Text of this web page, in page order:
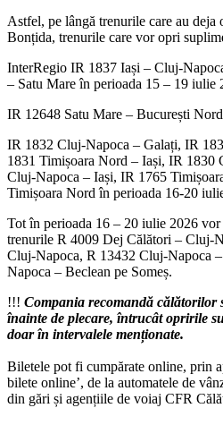
Astfel, pe lângă trenurile care au
Bonțida, trenurile care vor opri
InterRegio IR 1837 Iași – Cluj-
– Satu Mare în perioada 15 – 19 iulie
IR 12648 Satu Mare – București
IR 1832 Cluj-Napoca – Galați, IR
1831 Timișoara Nord – Iași, IR
Cluj-Napoca – Iași, IR 1765
Timișoara Nord în perioada 16-20
Tot în perioada 16 – 20 iulie 2026
trenurile R 4009 Dej Călători – Cluj-
Cluj-Napoca, R 13432 Cluj-Napoca
Napoca – Beclean pe Someș.
!!! Compania recomandă călătorilor
înainte de plecare, întrucât opririle
doar în intervalele menționate.
Biletele pot fi cumpărate online, prin
bilete online’, de la automatele de
din gări și agențiile de voiaj CFR